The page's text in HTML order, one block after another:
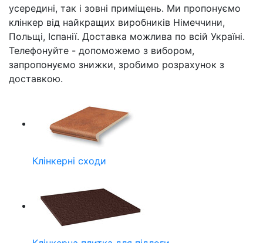
усередині, так і зовні приміщень. Ми пропонуємо
клінкер від найкращих виробників Німеччини,
Польщі, Іспанії. Доставка можлива по всій Україні.
Телефонуйте - допоможемо з вибором,
запропонуємо знижки, зробимо розрахунок з
доставкою.
Клінкерні сходи